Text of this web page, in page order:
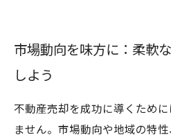
市場動向を味方に：柔軟
しよう
不動産売却を成功に導くため
ません。市場動向や地域の特